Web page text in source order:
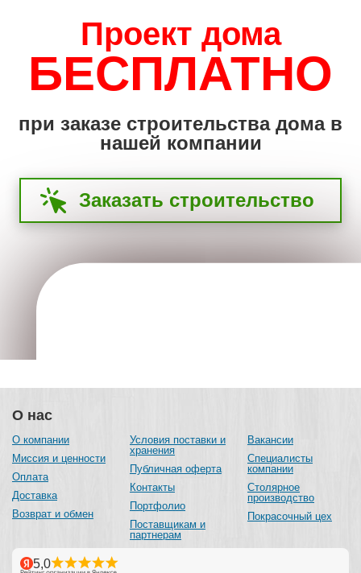
Проект дома
БЕСПЛАТНО
при заказе строительства дома в
нашей компании
Заказать строительство
О нас
О компании
Миссия и ценности
Оплата
Доставка
Возврат и обмен
Условия поставки и
хранения
Публичная оферта
Контакты
Портфолио
Поставщикам и
партнерам
Вакансии
Специалисты
компании
Столярное
производство
Покрасочный цех